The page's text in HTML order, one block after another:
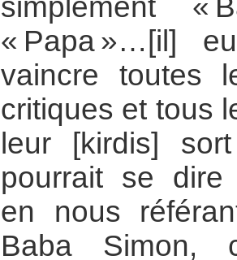
simplement «
« Papa »…[il]
vaincre toutes
critiques et tous
leur [kirdis]
pourrait se dire
en nous
Baba Simon,